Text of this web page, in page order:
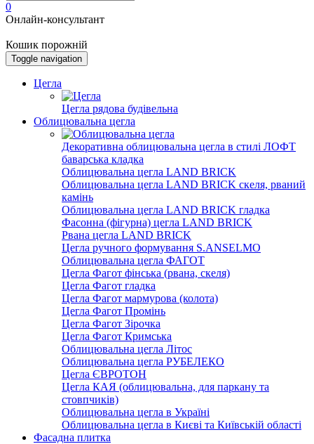
0
Онлайн-консультант
Кошик порожній
Toggle navigation
Цегла
Цегла рядова будівельна
Облицювальна цегла
Декоративна облицювальна цегла в стилі ЛОФТ
баварська кладка
Облицювальна цегла LAND BRICK
Облицювальна цегла LAND BRICK скеля, рваний
камінь
Облицювальна цегла LAND BRICK гладка
Фасонна (фігурна) цегла LAND BRICK
Рвана цегла LAND BRICK
Цегла ручного формування S.ANSELMO
Облицювальна цегла ФАГОТ
Цегла Фагот фінська (рвана, скеля)
Цегла Фагот гладка
Цегла Фагот мармурова (колота)
Цегла Фагот Промінь
Цегла Фагот Зірочка
Цегла Фагот Кримська
Облицювальна цегла Літос
Облицювальна цегла РУБЕЛЕКО
Цегла ЄВРОТОН
Цегла КАЯ (облицювальна, для паркану та
стовпчиків)
Облицювальна цегла в Україні
Облицювальна цегла в Києві та Київській області
Фасадна плитка